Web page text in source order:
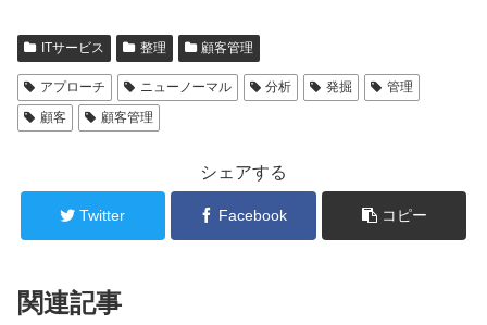
ITサービス 整理 顧客管理
アプローチ ニューノーマル 分析 発掘
管理
顧客
顧客管理
シェアする
Twitter Facebook コピー
関連記事